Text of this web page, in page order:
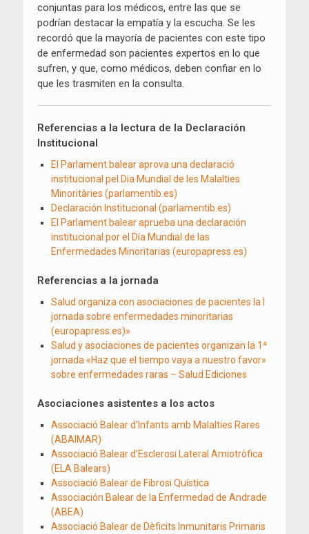
conjuntas para los médicos, entre las que se
podrían destacar la empatía y la escucha. Se les
recordó que la mayoría de pacientes con este tipo
de enfermedad son pacientes expertos en lo que
sufren, y que, como médicos, deben confiar en lo
que les trasmiten en la consulta.
Referencias a la lectura de la Declaración
Institucional
El Parlament balear aprova una declaració
institucional pel Dia Mundial de les Malalties
Minoritàries (parlamentib.es)
Declaración Institucional (parlamentib.es)
El Parlament balear aprueba una declaración
institucional por el Día Mundial de las
Enfermedades Minoritarias (europapress.es)
Referencias a la jornada
Salud organiza con asociaciones de pacientes la I
jornada sobre enfermedades minoritarias
(europapress.es)»
Salud y asociaciones de pacientes organizan la 1ª
jornada «Haz que el tiempo vaya a nuestro favor»
sobre enfermedades raras – Salud Ediciones
Asociaciones asistentes a los actos
Associació Balear d’Infants amb Malalties Rares
(ABAIMAR)
Associació Balear d’Esclerosi Lateral Amiotròfica
(ELA Balears)
Associació Balear de Fibrosi Quística
Associación Balear de la Enfermedad de Andrade
(ABEA)
Associació Balear de Dèficits Inmunitaris Primaris